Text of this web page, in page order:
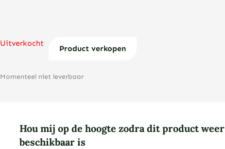
Uitverkocht
Product verkopen
Momenteel niet leverbaar
Hou mij op de hoogte zodra dit product weer
beschikbaar is